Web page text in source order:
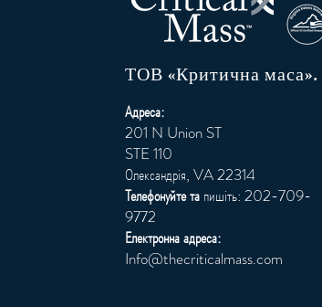
ТОВ «Критична маса».
Адреса:
201 N Union ST
STE 110
Олександрія, VA 22314
Телефонуйте тапишіть: 202-709-
9772
Електронна адреса:
Info@thecriticalmass.com